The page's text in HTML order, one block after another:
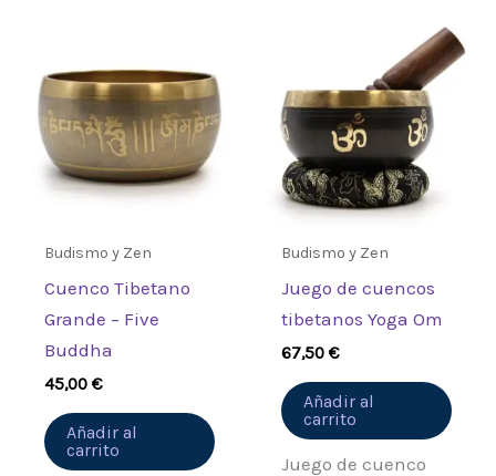
Budismo y Zen
Cuenco Tibetano
Grande – Five
Buddha
45,00€
Añadir al
carrito
Budismo y Zen
Juego de cuencos
tibetanos Yoga Om
67,50€
Añadir al
carrito
Juego de cuenco